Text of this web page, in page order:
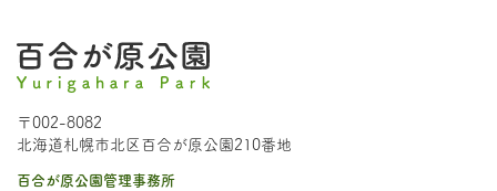
〒002-8082
北海道札幌市北区百合が原公園210番地
百合が原公園管理事務所